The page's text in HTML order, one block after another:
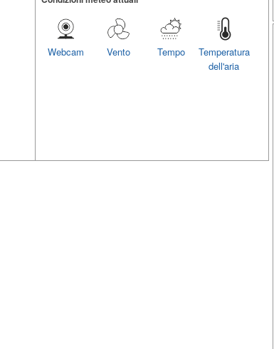
Temperatura
dell'aria
Tempo
Vento
Webcam